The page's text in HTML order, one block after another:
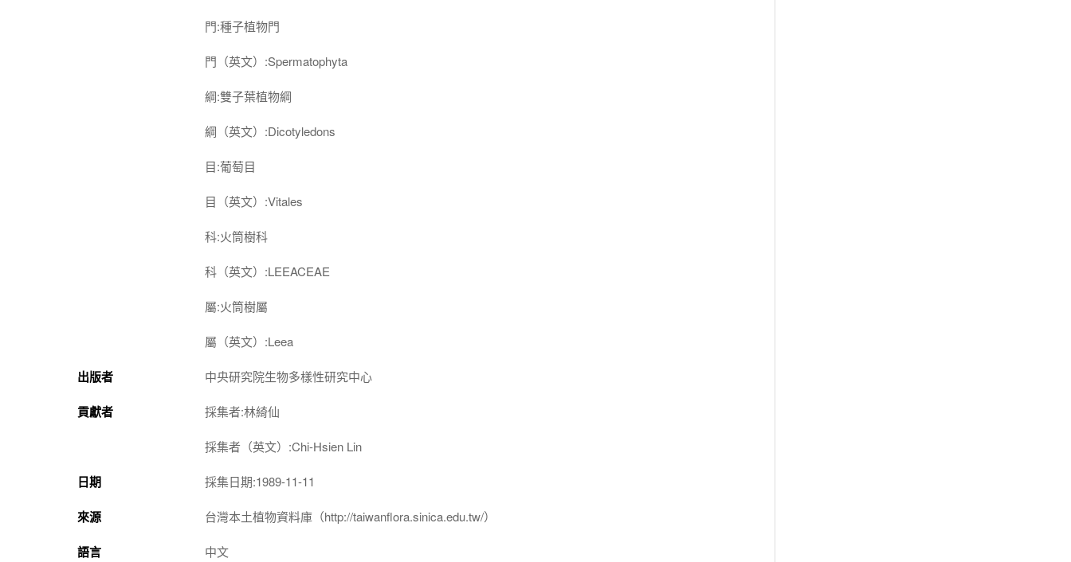
門:種子植物門
門（英文）:Spermatophyta
綱:雙子葉植物綱
綱（英文）:Dicotyledons
目:葡萄目
目（英文）:Vitales
科:火筒樹科
科（英文）:LEEACEAE
屬:火筒樹屬
屬（英文）:Leea
出版者 中央研究院生物多樣性研究中心
貢獻者 採集者:林綺仙
採集者（英文）:Chi-Hsien Lin
日期 採集日期:1989-11-11
來源 台灣本土植物資料庫（http://taiwanflora.sinica.edu.tw/）
語言 中文